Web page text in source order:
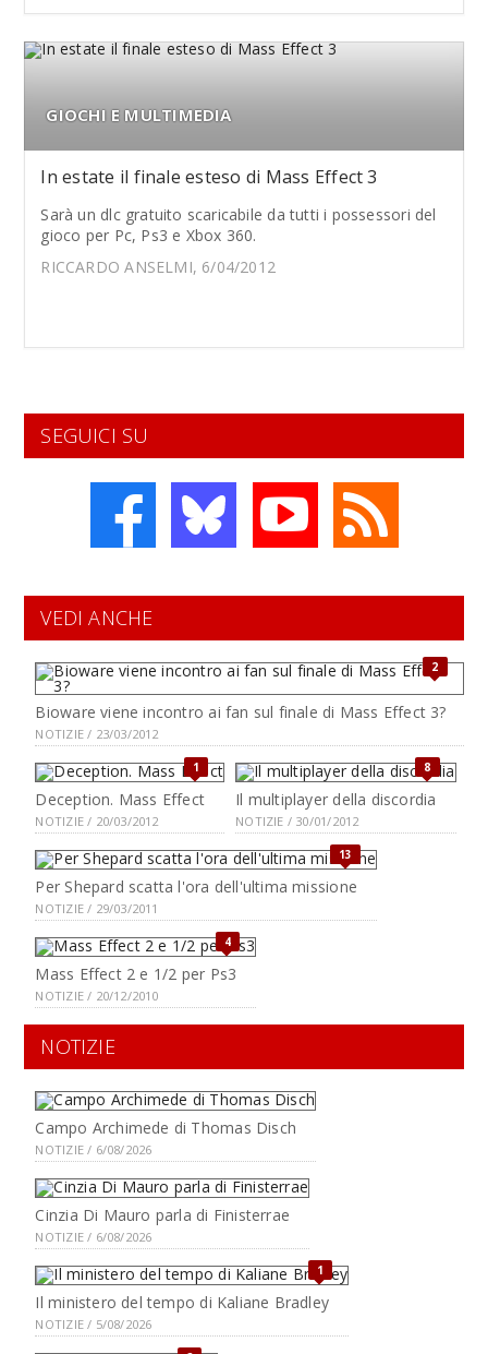
GIOCHI E MULTIMEDIA
In estate il finale esteso di Mass Effect 3
Sarà un dlc gratuito scaricabile da tutti i possessori del
gioco per Pc, Ps3 e Xbox 360.
RICCARDO ANSELMI, 6/04/2012
SEGUICI SU
VEDI ANCHE
2
Bioware viene incontro ai fan sul finale di Mass Effect 3?
NOTIZIE / 23/03/2012
1
Deception. Mass Effect
NOTIZIE / 20/03/2012
8
Il multiplayer della discordia
NOTIZIE / 30/01/2012
13
Per Shepard scatta l'ora dell'ultima missione
NOTIZIE / 29/03/2011
4
Mass Effect 2 e 1/2 per Ps3
NOTIZIE / 20/12/2010
NOTIZIE
Campo Archimede di Thomas Disch
NOTIZIE / 6/08/2026
Cinzia Di Mauro parla di Finisterrae
NOTIZIE / 6/08/2026
1
Il ministero del tempo di Kaliane Bradley
NOTIZIE / 5/08/2026